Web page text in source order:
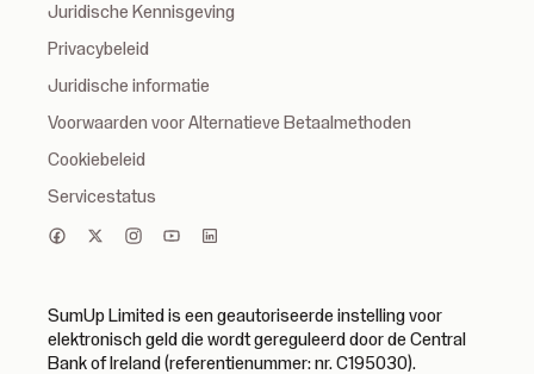
Juridische Kennisgeving
Privacybeleid
Juridische informatie
Voorwaarden voor Alternatieve Betaalmethoden
Cookiebeleid
Servicestatus
SumUp Limited is een geautoriseerde instelling voor
elektronisch geld die wordt gereguleerd door de Central
Bank of Ireland (referentienummer: nr. C195030).